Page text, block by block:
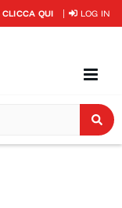
CLICCA QUI LOG IN